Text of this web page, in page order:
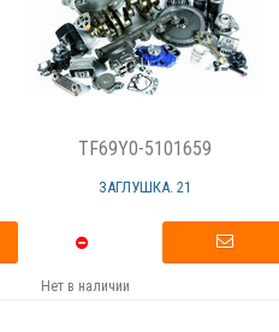
TF69Y0-5101659
ЗАГЛУШКА. 21
Нет в наличии